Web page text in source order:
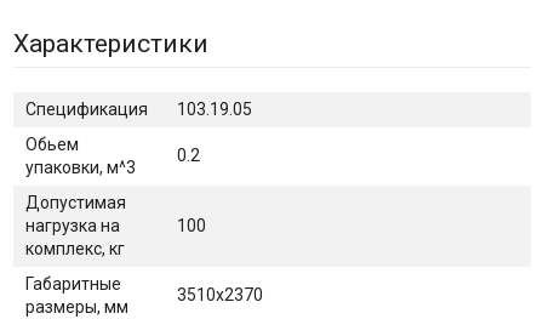
Характеристики
Спецификация
103.19.05
Обьем
упаковки, м^3
0.2
Допустимая
нагрузка на
комплекс, кг
100
Габаритные
размеры, мм
3510х2370